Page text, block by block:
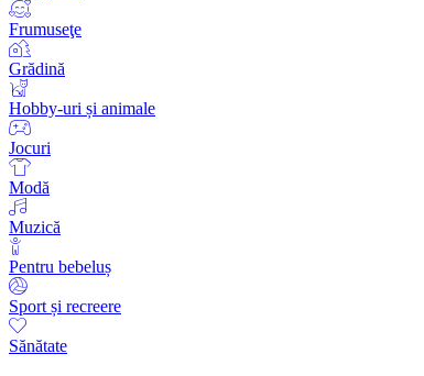
Frumuseţe
Grădină
Hobby-uri și animale
Jocuri
Modă
Muzică
Pentru bebeluș
Sport și recreere
Sănătate